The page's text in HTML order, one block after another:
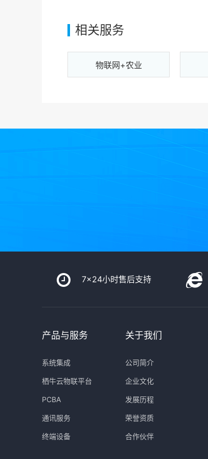
相关服务
物联网+农业
7x24小时售后支持
产品与服务
系统集成
栖牛云物联平台
PCBA
通讯服务
终端设备
关于我们
公司简介
企业文化
发展历程
荣誉资质
合作伙伴